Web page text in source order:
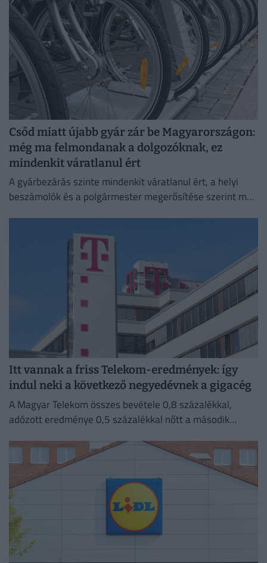
Csőd miatt újabb gyár zár be Magyarországon:
még ma felmondanak a dolgozóknak, ez
mindenkit váratlanul ért
A gyárbezárás szinte mindenkit váratlanul ért, a helyi
beszámolók és a polgármester megerősítése szerint még
Itt vannak a friss Telekom-eredmények: így
indul neki a következő negyedévnek a gigacég
A Magyar Telekom összes bevétele 0,8 százalékkal,
adózott eredménye 0,5 százalékkal nőtt a második